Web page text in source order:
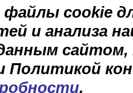
cookie
и анализа
Политикой
.